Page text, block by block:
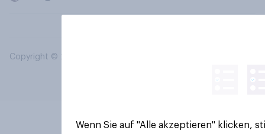
Copyright © 2026 YouGov PLC. Alle Rechte vorbehalten.
Wenn Sie auf "Alle akzeptieren" klicken,